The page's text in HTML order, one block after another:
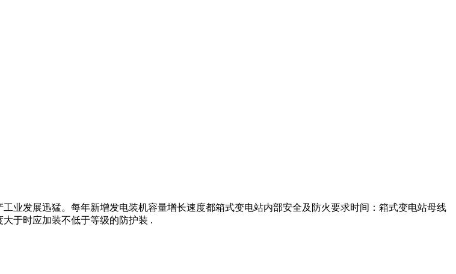
业发展迅猛。每年新增发电装机容量增长速度都箱式变电站内部安全及防火要求时间：箱式变电站母线
于时应加装不低于等级的防护装 .